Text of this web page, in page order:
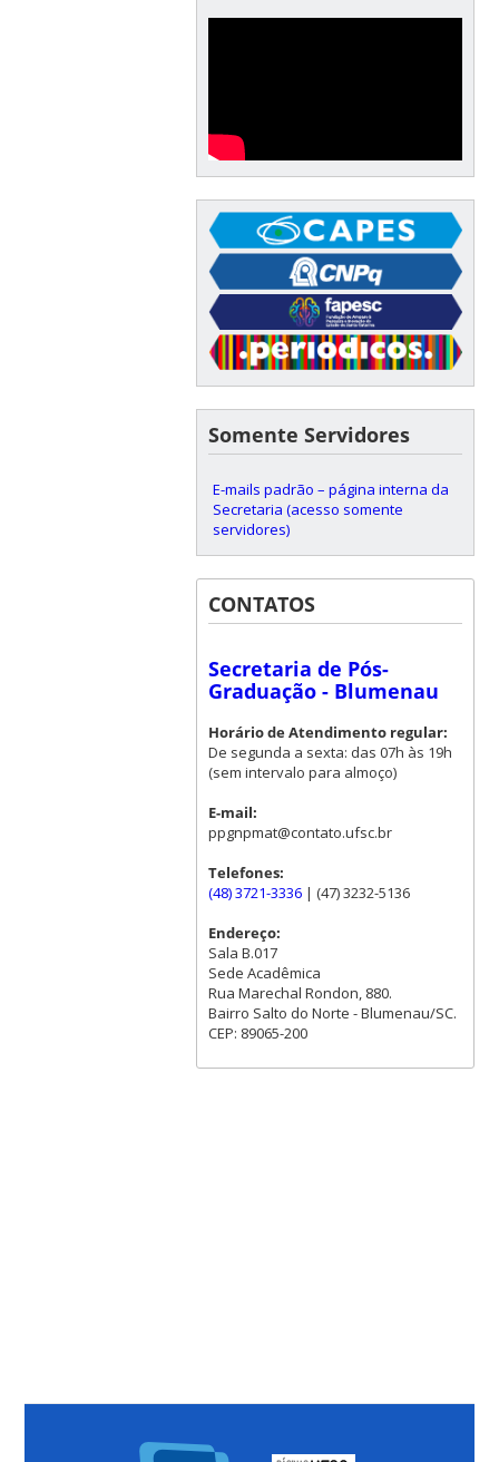
Somente Servidores
E-mails padrão – página interna da
Secretaria (acesso somente
servidores)
CONTATOS
Secretaria de Pós-
Graduação - Blumenau
Horário de Atendimento regular:
De segunda a sexta: das 07h às 19h
(sem intervalo para almoço)
E-mail:
ppgnpmat@contato.ufsc.br
Telefones:
(48) 3721-3336| (47) 3232-5136
Endereço:
Sala B.017
Sede Acadêmica
Rua Marechal Rondon, 880.
Bairro Salto do Norte - Blumenau/SC.
CEP: 89065-200